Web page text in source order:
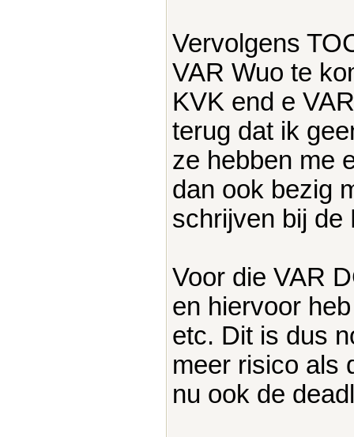
Vervolgens
VAR Wuo te
KVK end e
terug dat ik
ze hebben me
dan ook bezig
schrijven bij de
Voor die VAR
en hiervoor
etc. Dit is dus
meer risico als
nu ook de